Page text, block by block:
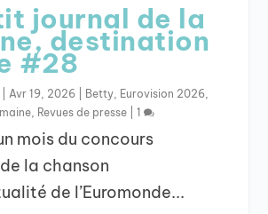
journal de la
destination
#28
Avr 19, 2026 Betty Eurovision 2026
Revues de presse |1
mois du concours
la chanson
de l’Euromonde...